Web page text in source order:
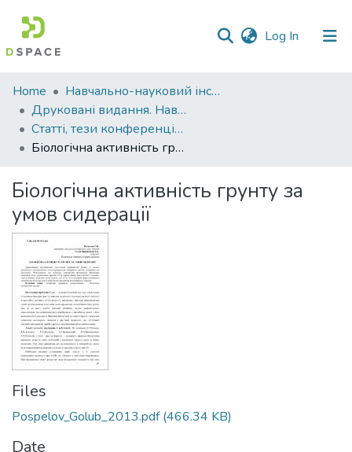
Log In (current)
Communities
&
Collections
Statistics
Home
Навчально-науковий інститут агротехнологій, селекції та екології
Друковані видання. Навчально-науковий інститут агротехнологій, селекції та екології
Статті, тези конференцій. Навчально-науковий інститут агротехнологій, селекції та екології
Біологічна активність грунту за умов сидерації
Біологічна активність грунту за
умов сидерації
Files
Pospelov_Golub_2013.pdf(466.34 KB)
Date